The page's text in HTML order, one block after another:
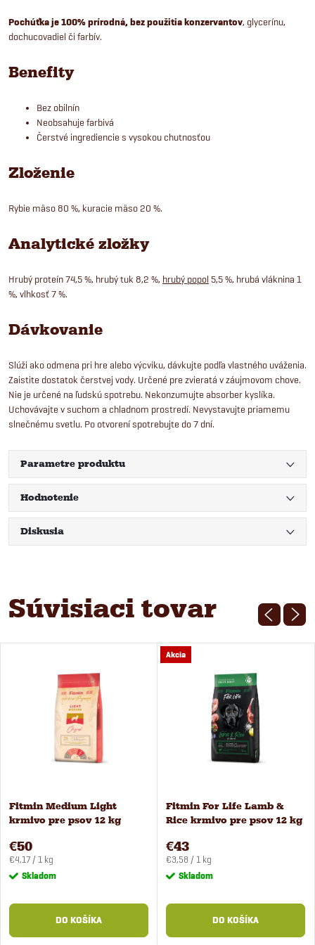
Pochúťka je 100% prírodná, bez použitia konzervantov, glycerínu,
dochucovadiel či farbív.
Benefity
Bez obilnín
Neobsahuje farbivá
Čerstvé ingrediencie s vysokou chutnosťou
Zloženie
Rybie mäso 80 %, kuracie mäso 20 %.
Analytické zložky
Hrubý proteín 74,5 %, hrubý tuk 8,2 %, hrubý popol 5,5 %, hrubá vláknina 1
%, vlhkosť 7 %.
Dávkovanie
Slúži ako odmena pri hre alebo výcviku, dávkujte podľa vlastného uváženia.
Zaistite dostatok čerstvej vody. Určené pre zvieratá v záujmovom chove.
Nie je určené na ľudskú spotrebu. Nekonzumujte absorber kyslíka.
Uchovávajte v suchom a chladnom prostredí. Nevystavujte priamemu
slnečnému svetlu. Po otvorení spotrebujte do 7 dní.
Parametre produktu
Hodnotenie
Diskusia
Súvisiaci tovar
Fitmin Medium Light
krmivo pre psov 12 kg
€50
Jednotková
cena:
€4,17 / 1 kg
Skladom
DO KOŠÍKA
Akcia
Fitmin For Life Lamb &
Rice krmivo pre psov 12 kg
€43
Jednotková
cena:
€3,58 / 1 kg
Skladom
DO KOŠÍKA